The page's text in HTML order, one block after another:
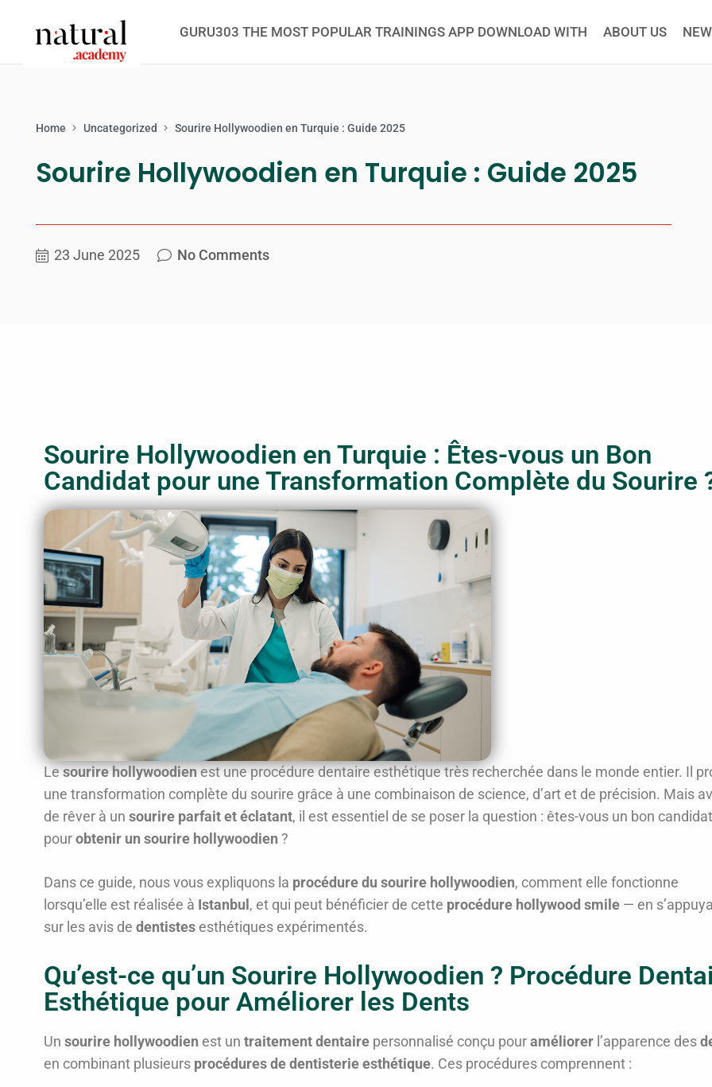
GURU303 THE MOST POPULAR TRAININGS APP DOWNLOAD WITH ABOUT US
Home Uncategorized Sourire Hollywoodien en Turquie : Guide 2025
Sourire Hollywoodien en Turquie : Guide 2025
23 June 2025 No Comments
Sourire Hollywoodien en Turquie : Êtes-vous un Bon
Candidat pour une Transformation Complète du Sourire
Lesourire hollywoodienest une procédure dentaire esthétique très recherchée dans le monde entier. Il
une transformation complète du sourire grâce à une combinaison de science, d’art et de précision. Mais
de rêver à un sourire parfait et éclatant, il est essentiel de se poser la question : êtes-vous un bon candidat
pourobtenir un sourire hollywoodien ?
Dans ce guide, nous vous expliquons la procédure du sourire hollywoodien, comment elle fonctionne
lorsqu’elle est réalisée à Istanbul , et qui peut bénéficier de cette procédure hollywood smile — en
sur les avis de dentistes esthétiques expérimentés.
Qu’est-ce qu’un Sourire Hollywoodien ? Procédure
Esthétique pour Améliorer les Dents
Un sourire hollywoodien est un traitement dentaire personnalisé conçu pouraméliorer l’apparence des
en combinant plusieurs procédures de dentisterie esthétique. Ces procédures comprennent :